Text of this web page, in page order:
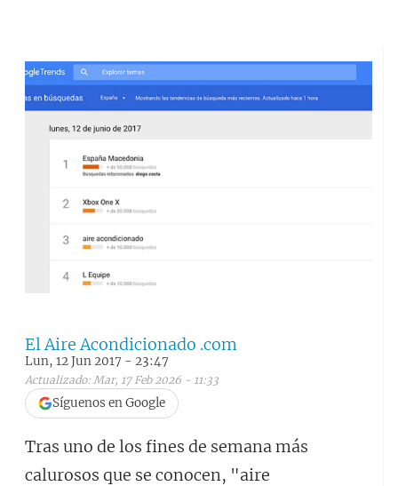
El Aire Acondicionado .com
Lun, 12 Jun 2017 - 23:47
Actualizado: Mar, 17 Feb 2026 - 11:33
Síguenos en Google
Tras uno de los fines de semana más
calurosos que se conocen, "aire